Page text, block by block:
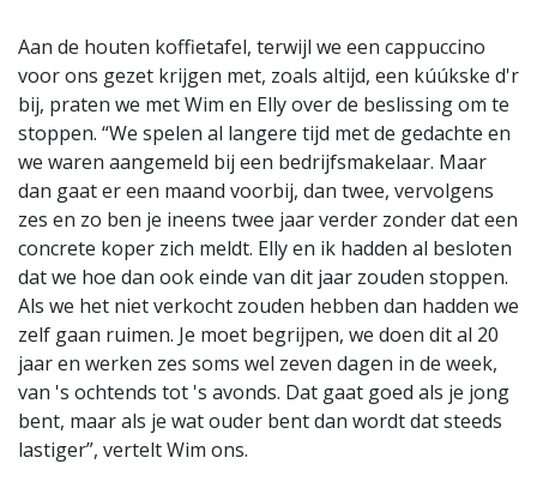
Aan de houten koffietafel, terwijl we een cappuccino
voor ons gezet krijgen met, zoals altijd, een kúúkske d'r
bij, praten we met Wim en Elly over de beslissing om te
stoppen. “We spelen al langere tijd met de gedachte en
we waren aangemeld bij een bedrijfsmakelaar. Maar
dan gaat er een maand voorbij, dan twee, vervolgens
zes en zo ben je ineens twee jaar verder zonder dat een
concrete koper zich meldt. Elly en ik hadden al besloten
dat we hoe dan ook einde van dit jaar zouden stoppen.
Als we het niet verkocht zouden hebben dan hadden we
zelf gaan ruimen. Je moet begrijpen, we doen dit al 20
jaar en werken zes soms wel zeven dagen in de week,
van 's ochtends tot 's avonds. Dat gaat goed als je jong
bent, maar als je wat ouder bent dan wordt dat steeds
lastiger”, vertelt Wim ons.